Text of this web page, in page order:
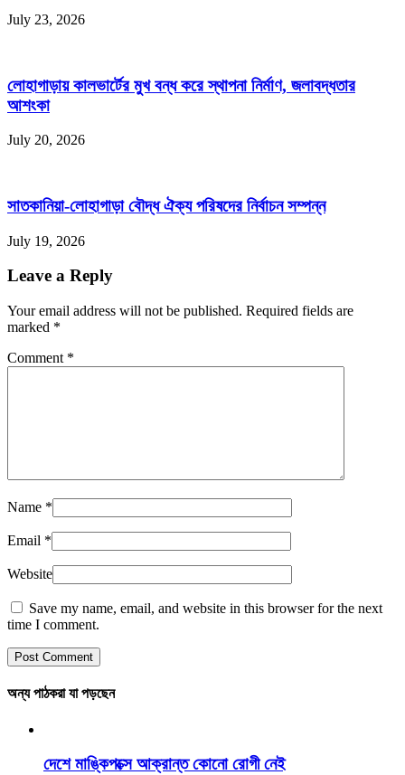
July 23, 2026
লোহাগাড়ায় কালভার্টের মুখ বন্ধ করে স্থাপনা নির্মাণ, জলাবদ্ধতার
আশংকা
July 20, 2026
সাতকানিয়া-লোহাগাড়া বৌদ্ধ ঐক্য পরিষদের নির্বাচন সম্পন্ন
July 19, 2026
Leave a Reply
Your email address will not be published. Required fields are
marked *
Comment *
Name *
Email *
Website
Save my name, email, and website in this browser for the next
time I comment.
অন্য পাঠকরা যা পড়ছেন
দেশে মাঙ্কিপক্সে আক্রান্ত কোনো রোগী নেই